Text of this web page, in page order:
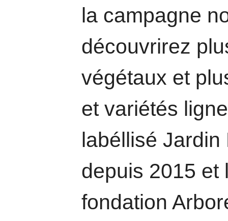
la campagne
découvrirez
végétaux et
et variétés
labéllisé
depuis 2015 et
fondation